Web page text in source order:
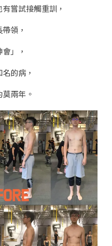
嘗試接觸重訓，
領，
」，
的病，
兩年。